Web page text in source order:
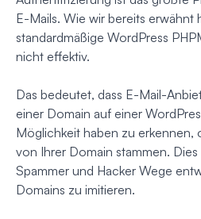
E-Mails. Wie wir bereits erwähnt
standardmäßige WordPress
nicht effektiv.
Das bedeutet, dass E-Mail-
einer Domain auf einer
Möglichkeit haben zu erkennen,
von Ihrer Domain stammen.
Spammer und Hacker Wege
Domains zu imitieren.